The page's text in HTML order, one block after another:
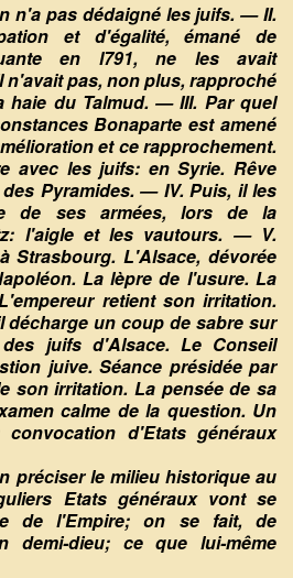
n'a pas dédaigné les juifs. — II.
et d'égalité, émané de
en l791, ne les avait
n'avait pas, non plus, rapproché
haie du Talmud. — III. Par quel
Bonaparte est amené
et ce rapprochement.
avec les juifs: en Syrie. Rêve
Pyramides. — IV. Puis, il les
de ses armées, lors de la
l'aigle et les vautours. — V.
Strasbourg. L'Alsace, dévorée
La lèpre de l'usure. La
retient son irritation.
décharge un coup de sabre sur
juifs d'Alsace. Le Conseil
juive. Séance présidée par
son irritation. La pensée de sa
calme de la question. Un
d'Etats généraux
préciser le milieu historique au
Etats généraux vont se
de l'Empire; on se fait, de
demi-dieu; ce que lui-même